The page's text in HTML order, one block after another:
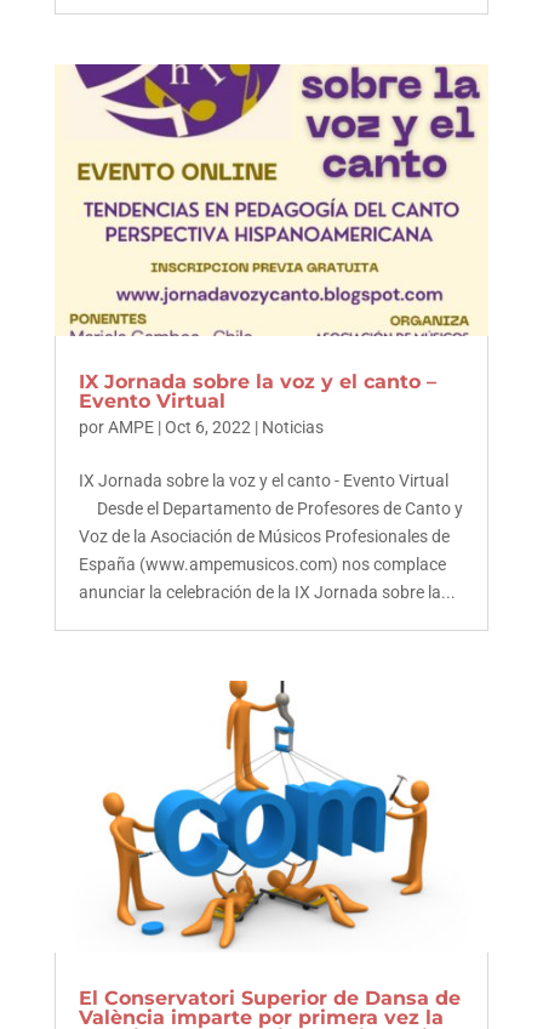
IX Jornada sobre la voz y el canto –
Evento Virtual
porAMPE|Oct 6, 2022 | Noticias
IX Jornada sobre la voz y el canto - Evento Virtual
Desde el Departamento de Profesores de Canto y
Voz de la Asociación de Músicos Profesionales de
España (www.ampemusicos.com) nos complace
anunciar la celebración de la IX Jornada sobre la...
El Conservatori Superior de Dansa de
València imparte por primera vez la